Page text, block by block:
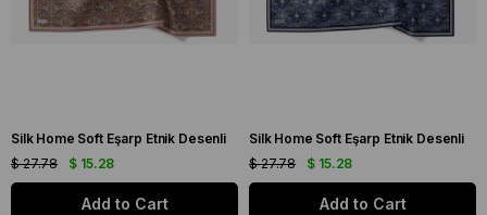
Silk Home Soft Eşarp Etnik Desenli
$ 15.28
$ 27.78
Add to Cart
Silk Home Soft Eşarp Etnik Desenli
$ 15.28
$ 27.78
Add to Cart